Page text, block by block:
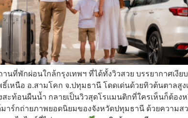
นที่พักผ่อนใกล้กรุงเทพฯ ที่ได้ทั้งวิวสวย บรรยากาศเงีย
หนือ อ.สามโคก จ.ปทุมธานี โดดเด่นด้วยทิวต้นตาลสูงเ
ะท้อนผืนน้ำ กลายเป็นวิวสุดโรแมนติกที่ใครเห็นก็ต้อง
าร์กถ่ายภาพยอดนิยมของจังหวัดปทุมธานี ด้วยความส